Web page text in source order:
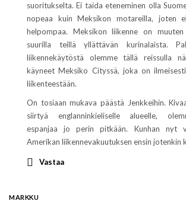
suoritukselta. Ei taida eteneminen olla
nopeaa kuin Meksikon motareilla, joten
helpompaa. Meksikon liikenne on
suurilla teillä yllättävän kurinalaista.
liikennekäytöstä olemme tällä reissulla
käyneet Meksiko Cityssä, joka on
liikenteestään.
On tosiaan mukava päästä Jenkkeihin.
siirtyä englanninkieliselle alueelle,
espanjaa jo perin pitkään. Kunhan nyt
Amerikan liikennevakuutuksen ensin jotenkin
Vastaa
MARKKU